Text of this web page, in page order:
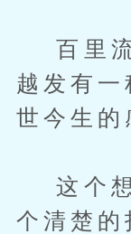
百里流
越发有
世今生的
这个想
个清楚